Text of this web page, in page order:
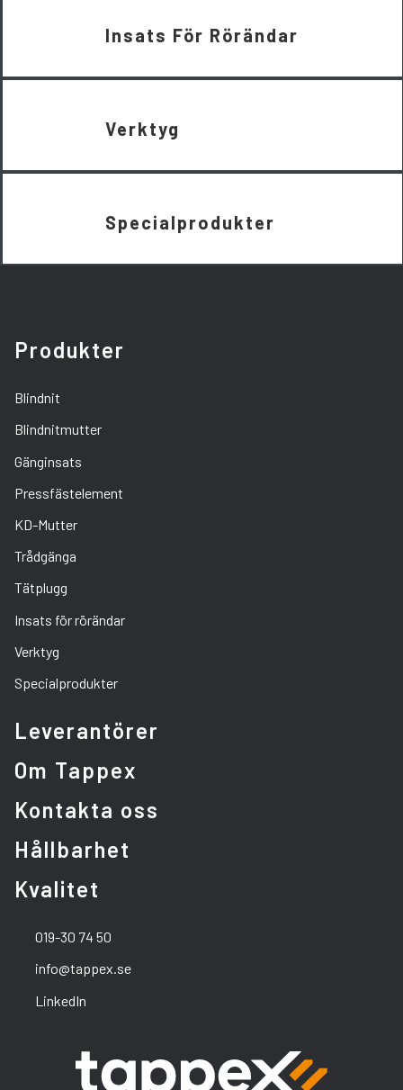
Insats För Rörändar
Verktyg
Specialprodukter
Produkter
Blindnit
Blindnitmutter
Gänginsats
Pressfästelement
KD-Mutter
Trådgänga
Tätplugg
Insats för rörändar
Verktyg
Specialprodukter
Leverantörer
Om Tappex
Kontakta oss
Hållbarhet
Kvalitet
019-30 74 50
info@tappex.se
LinkedIn